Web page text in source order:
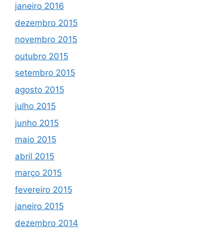
janeiro 2016
dezembro 2015
novembro 2015
outubro 2015
setembro 2015
agosto 2015
julho 2015
junho 2015
maio 2015
abril 2015
março 2015
fevereiro 2015
janeiro 2015
dezembro 2014